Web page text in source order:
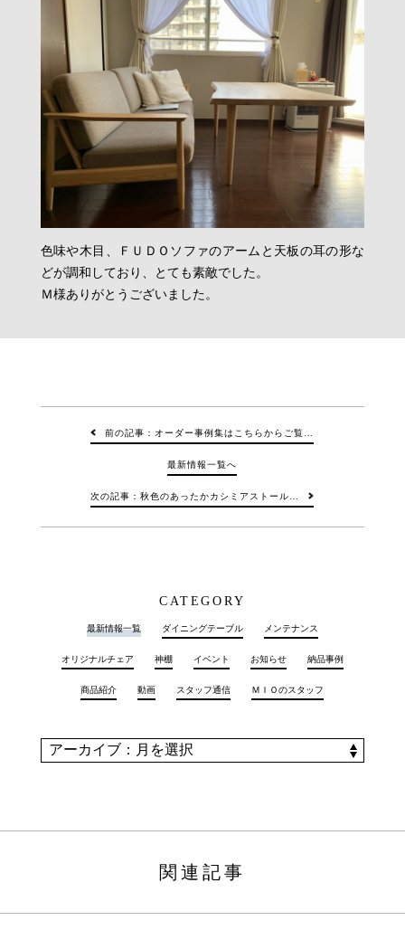
色味や木目、ＦＵＤＯソファのアームと天板の耳の形な
どが調和しており、とても素敵でした。
Ｍ様ありがとうございました。
前の記事：オーダー事例集はこちらからご覧…
最新情報一覧へ
次の記事：秋色のあったかカシミアストール…
CATEGORY
最新情報一覧 ダイニングテーブル メンテナンス
オリジナルチェア 神棚 イベント お知らせ 納品事例
商品紹介 動画 スタッフ通信 ＭＩＯのスタッフ
関連記事